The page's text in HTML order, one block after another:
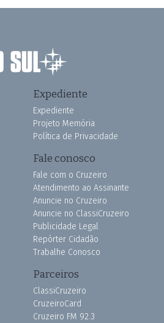
Expediente
Expediente
Projeto Memória
Política de Privacidade
Fale conosco
Fale com o Cruzeiro
Atendimento ao Assinante
Anuncie no Cruzeiro
Anuncie no ClassiCruzeiro
Publicidade Legal
Repórter Cidadão
Trabalhe Conosco
Parceiros
ClassiCruzeiro
CruzeiroCard
Cruzeiro FM 92.3